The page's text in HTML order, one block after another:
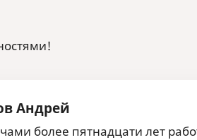
Андрей
более пятнадцати лет